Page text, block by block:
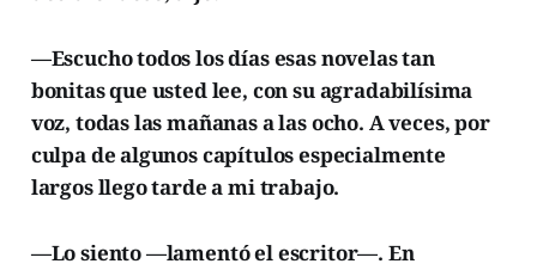
—Escucho todos los días esas novelas tan
bonitas que usted lee, con su agradabilísima
voz, todas las mañanas a las ocho. A veces, por
culpa de algunos capítulos especialmente
largos llego tarde a mi trabajo.
—Lo siento —lamentó el escritor—. En